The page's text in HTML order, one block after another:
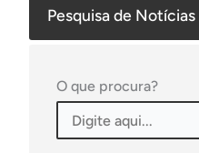
Pesquisa de Notícias
O que procura?